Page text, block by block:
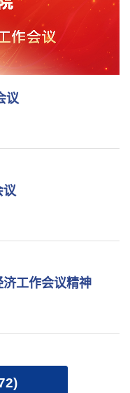
议
议
工作会议精神